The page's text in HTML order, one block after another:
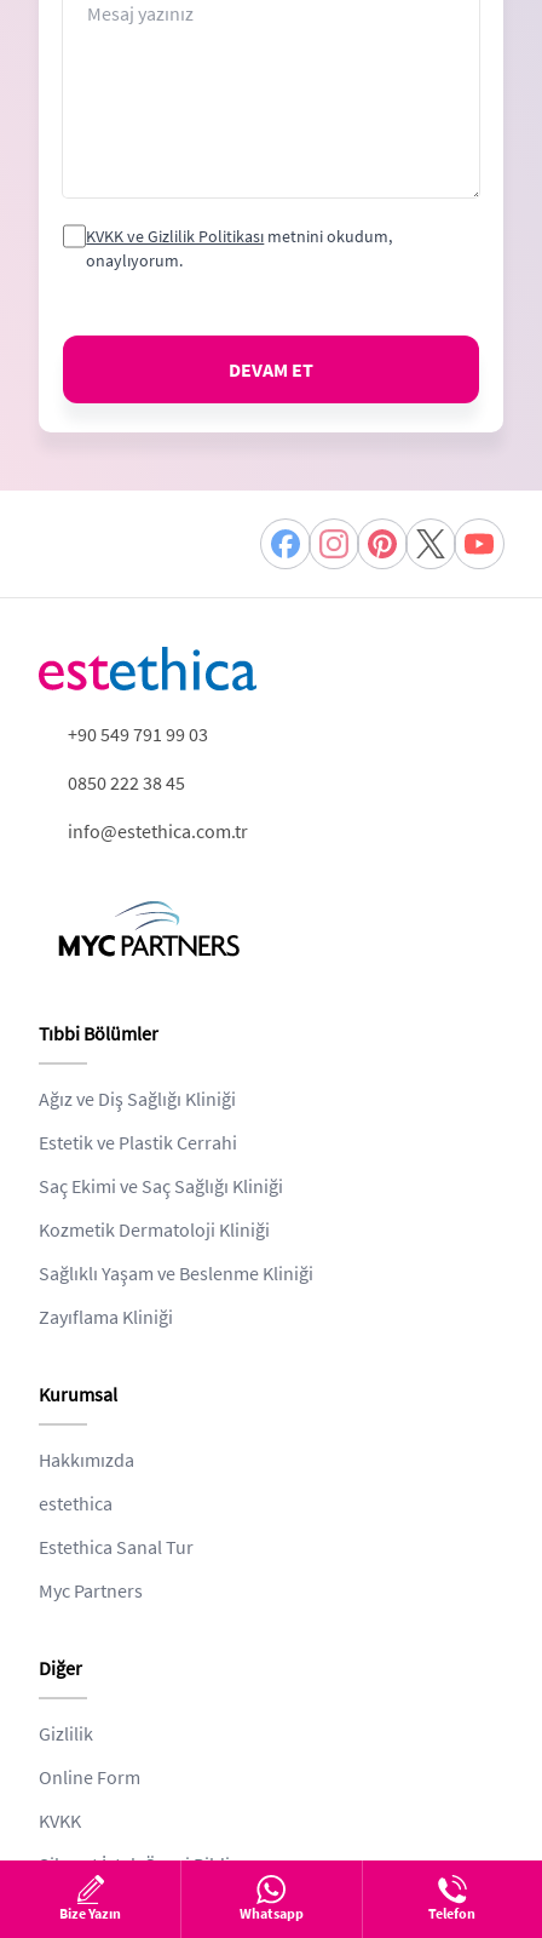
KVKK ve Gizlilik Politikası metnini okudum,
onaylıyorum.
DEVAM ET
+90 549 791 99 03
0850 222 38 45
info@estethica.com.tr
Tıbbi Bölümler
Ağız ve Diş Sağlığı Kliniği
Estetik ve Plastik Cerrahi
Saç Ekimi ve Saç Sağlığı Kliniği
Kozmetik Dermatoloji Kliniği
Sağlıklı Yaşam ve Beslenme Kliniği
Zayıflama Kliniği
Kurumsal
Hakkımızda
estethica
Estethica Sanal Tur
Myc Partners
Diğer
Gizlilik
Online Form
KVKK
Şikayet İstek Öneri Bildir
Web ve Tıbbi Yayın Kurulu
Bize Yazın Whatsapp Telefon